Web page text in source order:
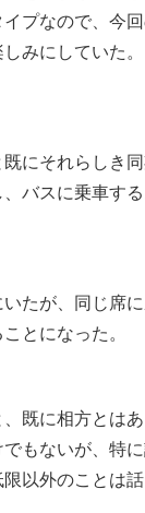
プなので、今
みにしていた。
にそれらしき
バスに乗車する
たが、同じ席
とになった。
既に相方とは
もないが、特
以外のことは